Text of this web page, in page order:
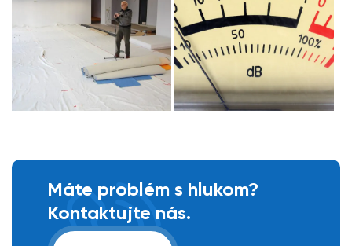
Máte problém s hlukom?
Kontaktujte nás.